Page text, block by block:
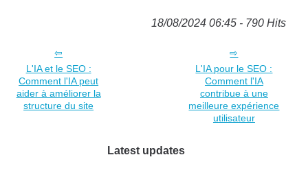
18/08/2024 06:45 - 790 Hits
L'IA et le SEO :
Comment l'IA peut
aider à améliorer la
structure du site
L'IA pour le SEO :
Comment l'IA
contribue à une
meilleure expérience
utilisateur
Latest updates